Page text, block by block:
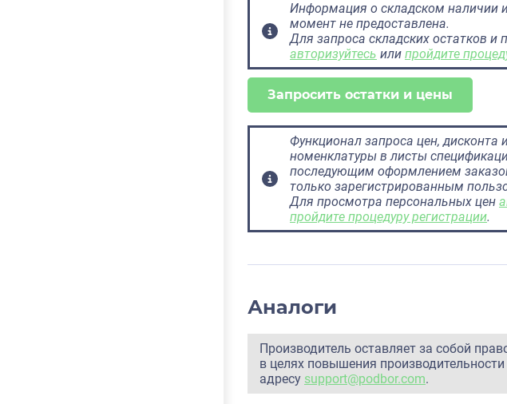
Информация о складском наличии
момент не предоставлена.
Для запроса складских остатков и
авторизуйтесь или пройдите
Запросить остатки и цены
Функционал запроса цен, дисконта
номенклатуры в листы
последующим оформлением
только зарегистрированным
Для просмотра персональных цен
пройдите процедуру регистрации.
Аналоги
Производитель оставляет за собой
в целях повышения
адресу support@podbor.com.